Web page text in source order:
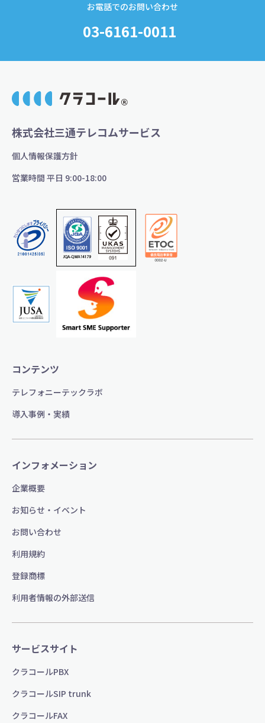
お電話でのお問い合わせ
03-6161-0011
株式会社三通テレコムサービス
個人情報保護方針
営業時間 平日 9:00-18:00
コンテンツ
テレフォニーテックラボ
導入事例・実績
インフォメーション
企業概要
お知らせ・イベント
お問い合わせ
利用規約
登録商標
利用者情報の外部送信
サービスサイト
クラコールPBX
クラコールSIP trunk
クラコールFAX